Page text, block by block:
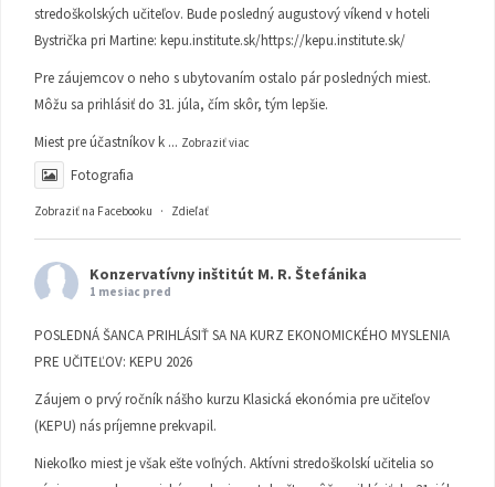
stredoškolských učiteľov. Bude posledný augustový víkend v hoteli
Bystrička pri Martine: kepu.institute.sk/https://kepu.institute.sk/
Pre záujemcov o neho s ubytovaním ostalo pár posledných miest.
Môžu sa prihlásiť do 31. júla, čím skôr, tým lepšie.
Miest pre účastníkov k ... Zobraziť viac
Fotografia
Zobraziť na Facebooku · Zdieľať
Konzervatívny inštitút M. R. Štefánika
1 mesiac pred
POSLEDNÁ ŠANCA PRIHLÁSIŤ SA NA KURZ EKONOMICKÉHO MYSLENIA
PRE UČITEĽOV: KEPU 2026
Záujem o prvý ročník nášho kurzu Klasická ekonómia pre učiteľov
(KEPU) nás príjemne prekvapil.
Niekoľko miest je však ešte voľných. Aktívni stredoškolskí učitelia so